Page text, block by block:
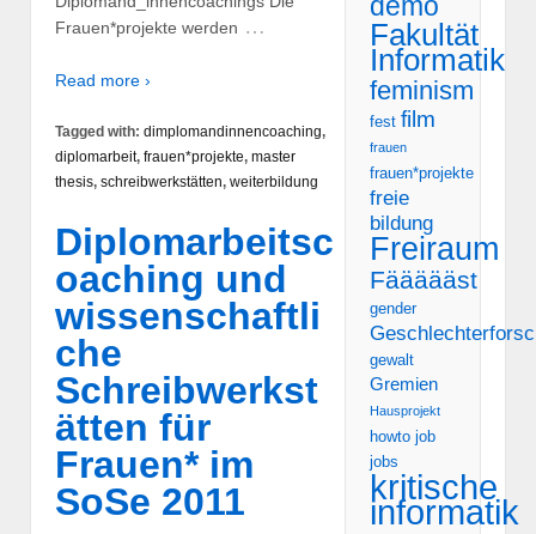
Frauen*projekte werden …
Read more ›
Tagged with: dimplomandinnencoaching,
diplomarbeit, frauen*projekte, master
thesis, schreibwerkstätten, weiterbildung
Diplomarbeitsc
oaching und
wissenschaftli
che
Schreibwerkst
ätten für
Frauen* im
SoSe 2011
Fakultät
Informatik
feminism
fest film
frauen
frauen*projekte
freie
bildung
Freiraum
Fäääääst
gender
gewalt
Gremien
Hausprojekt
howto job
jobs
kritische
informatik